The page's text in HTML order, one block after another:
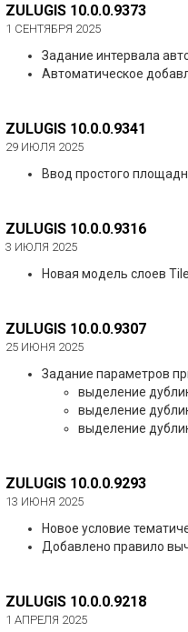
ZULUGIS 10.0.0.9373
1 СЕНТЯБРЯ 2025
Задание интервала
Автоматическое
ZULUGIS 10.0.0.9341
29 ИЮЛЯ 2025
Ввод простого
ZULUGIS 10.0.0.9316
3 ИЮЛЯ 2025
Новая модель слоев
ZULUGIS 10.0.0.9307
25 ИЮНЯ 2025
Задание параметров
выделение
выделение
выделение
ZULUGIS 10.0.0.9293
13 ИЮНЯ 2025
Новое условие
Добавлено правило
ZULUGIS 10.0.0.9218
1 АПРЕЛЯ 2025